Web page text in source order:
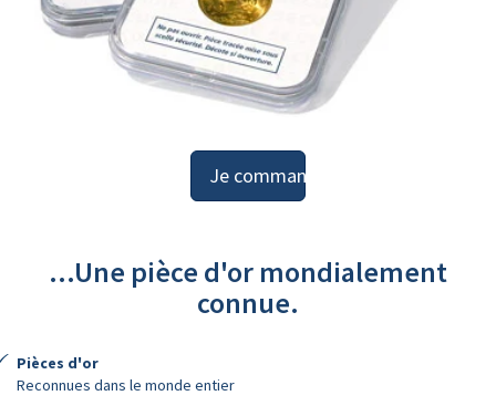
Je commande
...Une pièce d'or mondialement
connue.
Pièces d'or
Reconnues dans le monde entier